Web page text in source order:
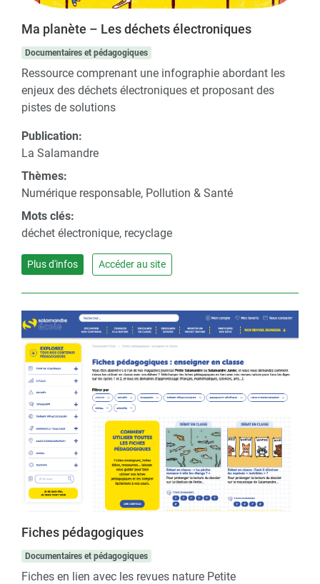
Ma planète – Les déchets électroniques
Documentaires et pédagogiques
Ressource comprenant une infographie abordant les
enjeux des déchets électroniques et proposant des
pistes de solutions
Publication:
La Salamandre
Thèmes:
Numérique responsable, Pollution & Santé
Mots clés:
déchet électronique, recyclage
Plus d'infos Accéder au site
Fiches pédagogiques
Documentaires et pédagogiques
Fiches en lien avec les revues nature Petite